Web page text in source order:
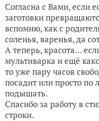
Согласна с Вами, если
заготовки
вспомню, как с
соленья, варенья, да
А теперь, красота…
мультиварка и ещё
то уже пару часов
посадит или просто по
подышать.
Спасибо за работу в
строки.